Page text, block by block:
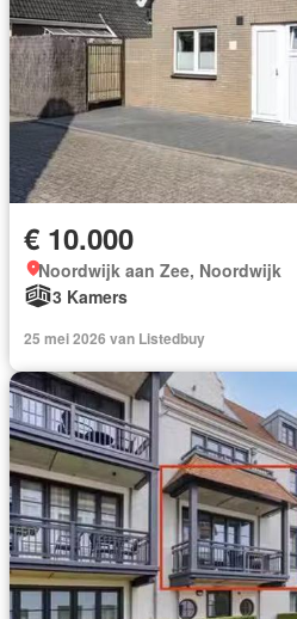
€ 10.000
Noordwijk aan Zee, Noordwijk
3 Kamers
25 mei 2026 van Listedbuy